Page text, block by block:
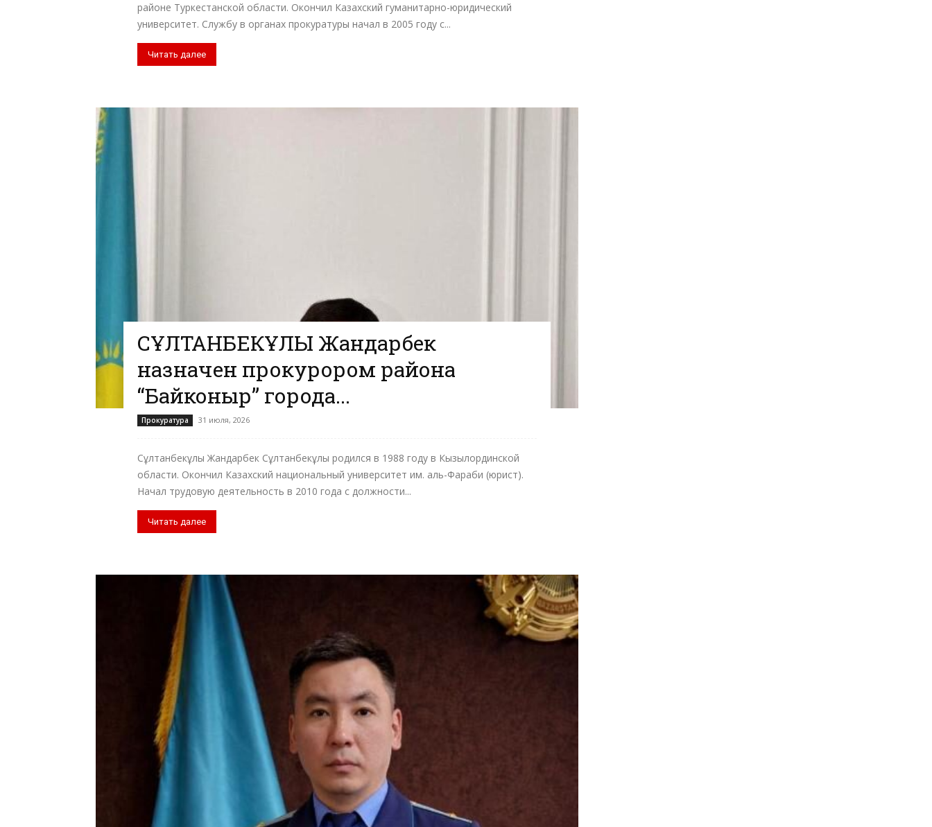
районе Туркестанской области. Окончил Казахский гуманитарно-юридический
университет. Службу в органах прокуратуры начал в 2005 году с...
Читать далее
СҰЛТАНБЕКҰЛЫ Жандарбек
назначен прокурором района
“Байконыр” города...
Прокуратура 31 июля, 2026
Сұлтанбекұлы Жандарбек Сұлтанбекұлы родился в 1988 году в Кызылординской
области. Окончил Казахский национальный университет им. аль-Фараби (юрист).
Начал трудовую деятельность в 2010 года с должности...
Читать далее